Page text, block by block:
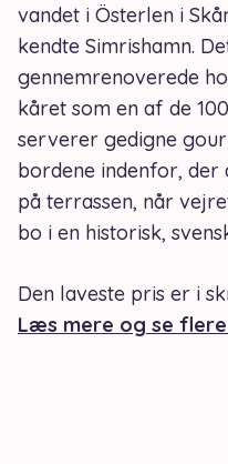
vandet i Österlen i
kendte Simrishamn.
gennemrenoverede
kåret som en af de
serverer gedigne
bordene indenfor, der
på terrassen, når
bo i en historisk,
Den laveste pris er i
Læs mere og se